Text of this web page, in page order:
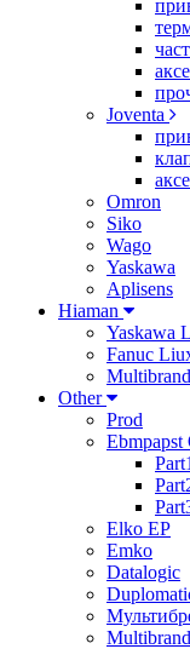
Joventa
Omron
Siko
Wago
Yaskawa
Aplisens
Hiaman
Yaskawa
Fanuc
Multibrand
Other
Prod
Ebmpapst
Part1
Elko EP
Emko
Datalogic
Multibrand